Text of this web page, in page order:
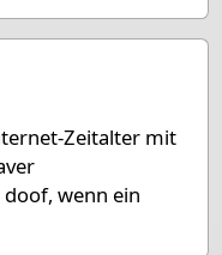
Zeitalter mit
wenn ein